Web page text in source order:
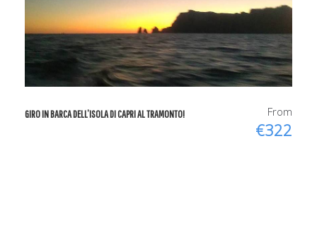
GIRO IN BARCA DELL’ISOLA DI CAPRI AL TRAMONTO! From
€322